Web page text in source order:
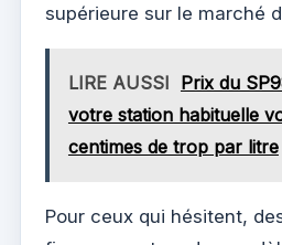
supérieure sur le marché
LIRE AUSSI Prix du
votre station habituelle
centimes de trop par litre
Pour ceux qui hésitent,